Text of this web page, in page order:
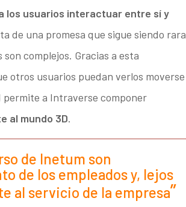
los usuarios interactuar entre sí y
de una promesa que sigue siendo rara
complejos. Gracias a esta
otros usuarios puedan verlos moverse
a Intraverse componer
al mundo 3D.
de Inetum son
de los empleados y, lejos
al servicio de la empresa